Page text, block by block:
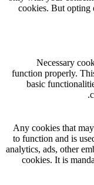
cookies. But opting
Necessary
function properly.
basic
Any cookies that
to function and is
analytics, ads, other
cookies. It is